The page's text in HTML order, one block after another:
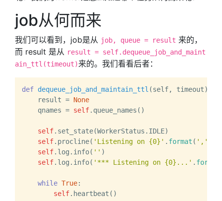
job从何而来
我们可以看到，job是从 job, queue = result 来的，
而 result 是从 result = self.dequeue_job_and_maint
ain_ttl(timeout)来的。我们看看后者：
def dequeue_job_and_maintain_ttl (self, timeout):
    result =
None
    qnames =
self.queue_names()
self.set_state(WorkerStatus.IDLE)
self.procline( 'Listening on {0}' . format ( ','
self.log.info( '' )
self.log.info( '*** Listening on {0}...' . format
while True:
self.heartbeat()